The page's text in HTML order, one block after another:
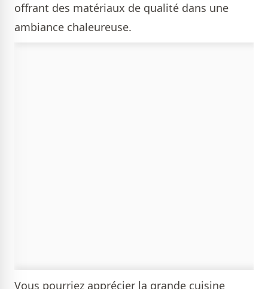
offrant des matériaux de qualité dans une
ambiance chaleureuse.
Vous pourriez apprécier la grande cuisine